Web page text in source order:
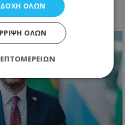
ΌΛΩΝ
ΌΛΩΝ
Απόδοσης
Λειτουργικότητας